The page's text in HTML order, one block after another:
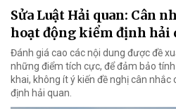
Sửa Luật Hải quan: Cân
hoạt động kiểm định hải
Đánh giá cao các nội dung được đề
những điểm tích cực, để đảm bảo
khai, không ít ý kiến đề nghị cân
định hải quan.